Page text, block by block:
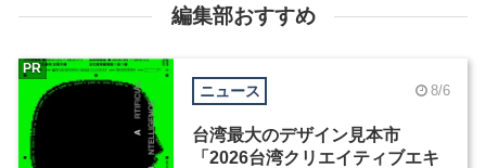
編集部おすすめ
ニュース 8/6
台湾最大のデザイン見本市
「2026台湾クリエイティブエキ
PR